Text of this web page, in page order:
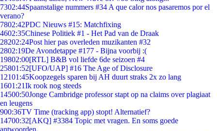
7302:44Spaanstalige nummers #34 A que calor nos pasaremos por el
verano?
7802:42PDC Nieuws #15: Matchfixing
4602:35Chinese Politiek #1 - Het Pad van de Draak
28202:24Post hier pas overleden muzikanten #32
2802:19De Avondetappe #177 - Bijna voorbij :(
19802:00[RTL] B&B vol liefde 6de seizoen #4
25801:52[UFO/UAP] #16 The Age of Disclosure
12101:45Koopzegels sparen bij AH duurt straks 2x zo lang
1601:21Ik rook nog steeds
14500:50Jonge Cambridge professor stapt op na claims over plagiaat
en leugens
900:36TV Time (tracking app) stopt! Alternatief?
14700:32[AKQ] #3384 Topic met vragen. En soms goede
antwoorden.